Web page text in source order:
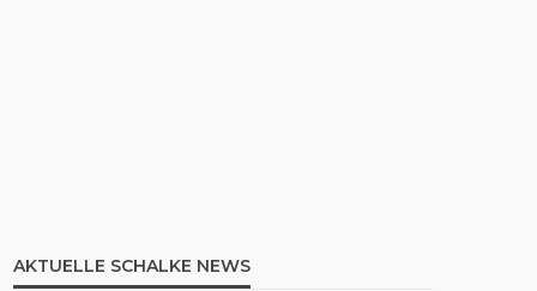
AKTUELLE SCHALKE NEWS